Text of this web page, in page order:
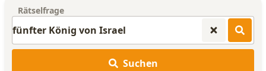
ANAGRAMM-GENERATOR
Rätselfrage
Suchen